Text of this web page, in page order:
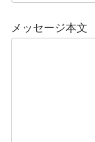
メッセージ本文